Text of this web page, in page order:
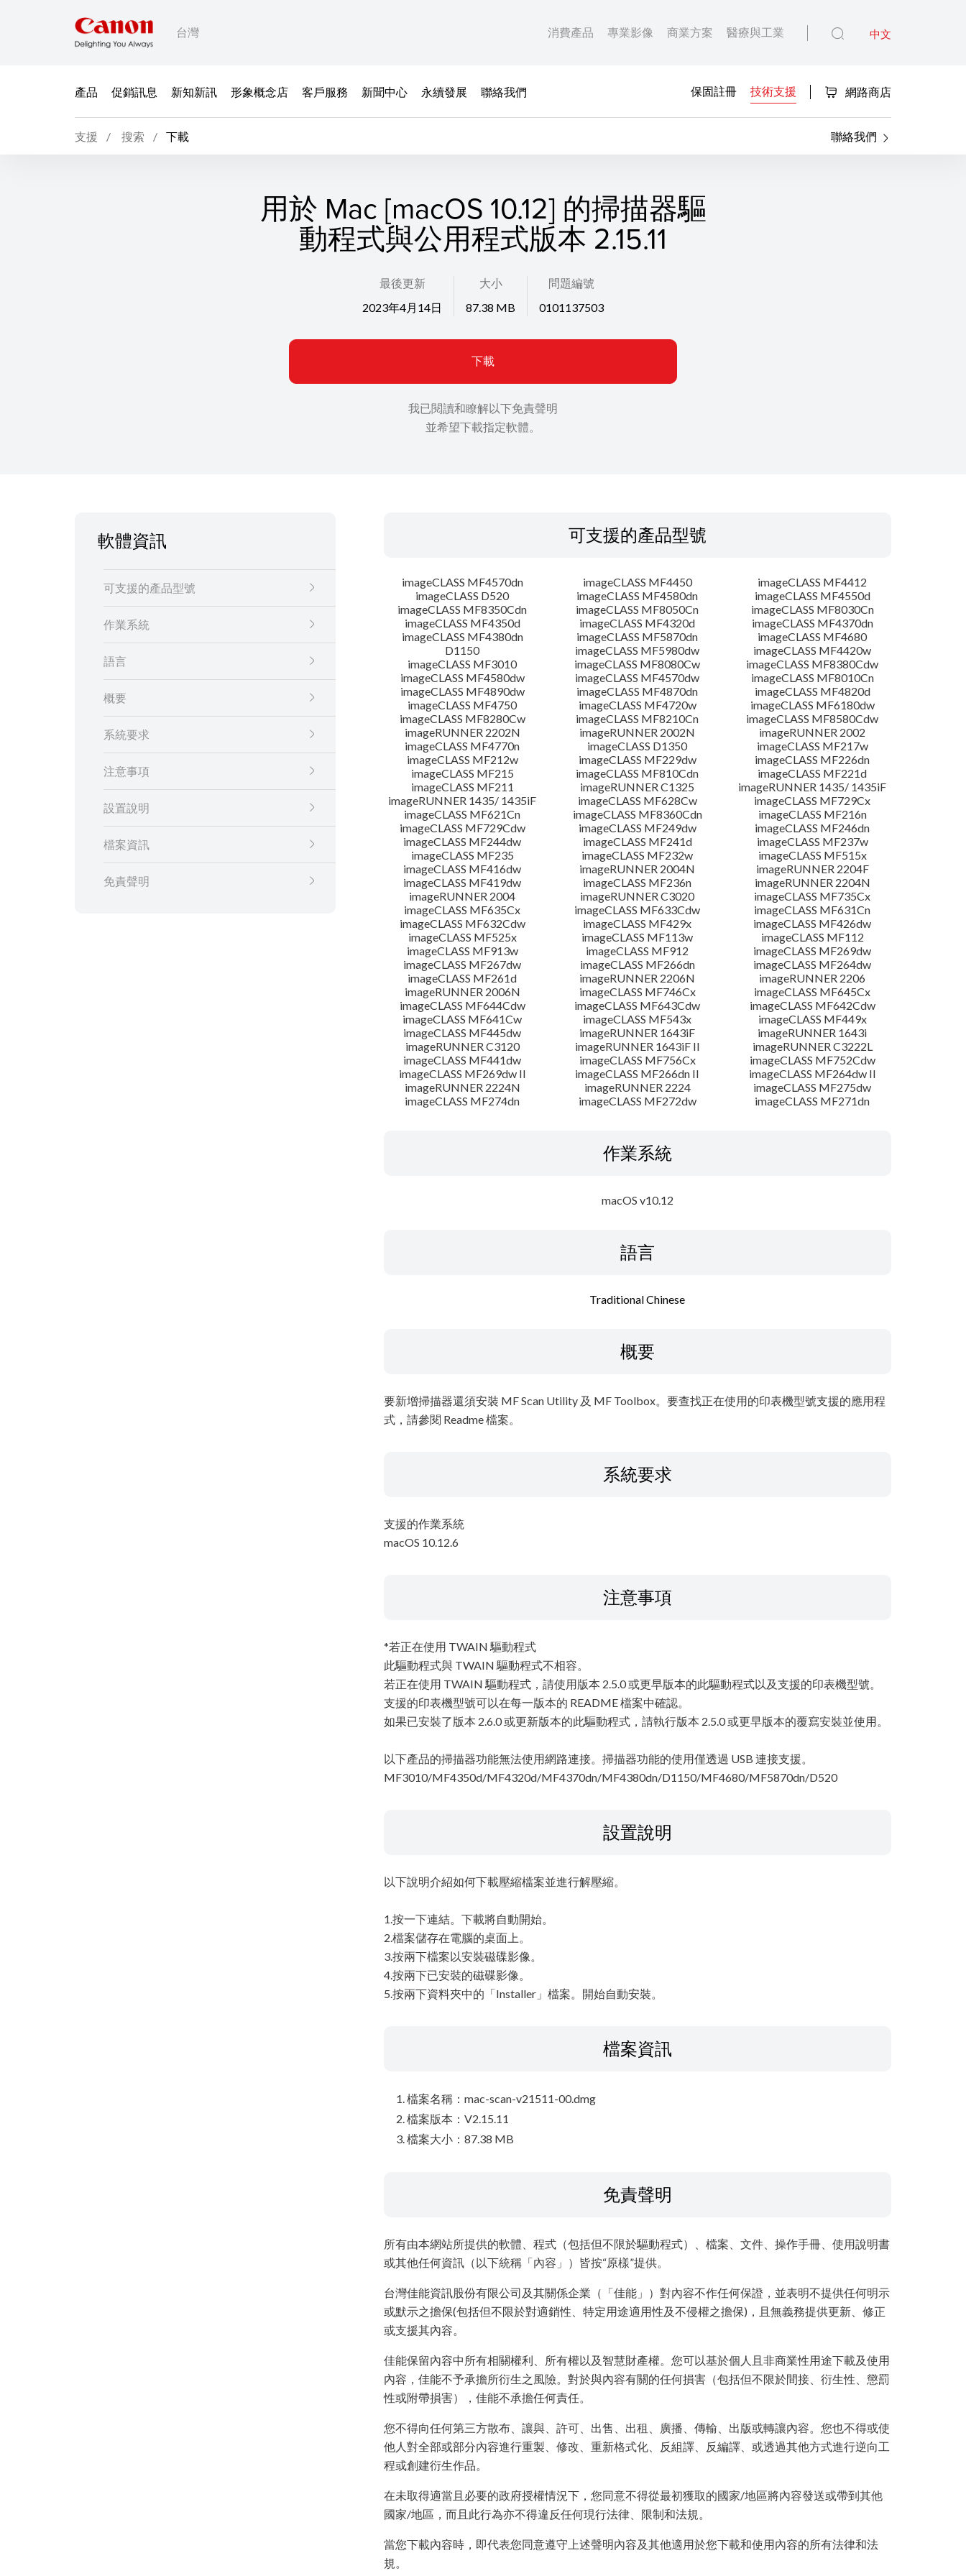
台灣 消費產品 專業影像 商業方案 醫療與工業 中文
產品 促銷訊息 新知新訊 形象概念店 客戶服務 新聞中心 永續發展 聯絡我們 保固註冊 技術支援 網路商店
支援 搜索 下載 聯絡我們
用於 Mac [macOS 10.12] 的掃描器驅
動程式與公用程式版本 2.15.11
最後更新
2023年4月14日
大小
87.38 MB
問題編號
0101137503
下載
我已閱讀和瞭解以下免責聲明
並希望下載指定軟體。
軟體資訊
可支援的產品型號
作業系統
語言
概要
系統要求
注意事項
設置說明
檔案資訊
免責聲明
可支援的產品型號
imageCLASS MF4570dn imageCLASS MF4450
imageCLASS MF4412
imageCLASS D520
imageCLASS MF4580dn
imageCLASS MF4550d
imageCLASS MF8350Cdn
imageCLASS MF8050Cn
imageCLASS MF8030Cn
imageCLASS MF4350d
imageCLASS MF4320d
imageCLASS MF4370dn
imageCLASS MF4380dn
imageCLASS MF5870dn
imageCLASS MF4680
D1150
imageCLASS MF5980dw
imageCLASS MF4420w
imageCLASS MF3010
imageCLASS MF8080Cw
imageCLASS MF8380Cdw
imageCLASS MF4580dw
imageCLASS MF4570dw
imageCLASS MF8010Cn
imageCLASS MF4890dw
imageCLASS MF4870dn
imageCLASS MF4820d
imageCLASS MF4750
imageCLASS MF4720w
imageCLASS MF6180dw
imageCLASS MF8280Cw
imageCLASS MF8210Cn
imageCLASS MF8580Cdw
imageRUNNER 2202N
imageRUNNER 2002N
imageRUNNER 2002
imageCLASS MF4770n
imageCLASS D1350
imageCLASS MF217w
imageCLASS MF212w
imageCLASS MF229dw
imageCLASS MF226dn
imageCLASS MF215
imageCLASS MF810Cdn
imageCLASS MF221d
imageCLASS MF211
imageRUNNER C1325
imageRUNNER 1435/ 1435iF
imageRUNNER 1435/ 1435iF
imageCLASS MF628Cw
imageCLASS MF729Cx
imageCLASS MF621Cn
imageCLASS MF8360Cdn
imageCLASS MF216n
imageCLASS MF729Cdw
imageCLASS MF249dw
imageCLASS MF246dn
imageCLASS MF244dw
imageCLASS MF241d
imageCLASS MF237w
imageCLASS MF235
imageCLASS MF232w
imageCLASS MF515x
imageCLASS MF416dw
imageRUNNER 2004N
imageRUNNER 2204F
imageCLASS MF419dw
imageCLASS MF236n
imageRUNNER 2204N
imageRUNNER 2004
imageRUNNER C3020
imageCLASS MF735Cx
imageCLASS MF635Cx
imageCLASS MF633Cdw
imageCLASS MF631Cn
imageCLASS MF632Cdw
imageCLASS MF429x
imageCLASS MF426dw
imageCLASS MF525x
imageCLASS MF113w
imageCLASS MF112
imageCLASS MF913w
imageCLASS MF912
imageCLASS MF269dw
imageCLASS MF267dw
imageCLASS MF266dn
imageCLASS MF264dw
imageCLASS MF261d
imageRUNNER 2206N
imageRUNNER 2206
imageRUNNER 2006N
imageCLASS MF746Cx
imageCLASS MF645Cx
imageCLASS MF644Cdw
imageCLASS MF643Cdw
imageCLASS MF642Cdw
imageCLASS MF641Cw
imageCLASS MF543x
imageCLASS MF449x
imageCLASS MF445dw
imageRUNNER 1643iF
imageRUNNER 1643i
imageRUNNER C3120
imageRUNNER 1643iF II
imageRUNNER C3222L
imageCLASS MF441dw
imageCLASS MF756Cx
imageCLASS MF752Cdw
imageCLASS MF269dw II
imageCLASS MF266dn II
imageCLASS MF264dw II
imageRUNNER 2224N
imageRUNNER 2224
imageCLASS MF275dw
imageCLASS MF274dn
imageCLASS MF272dw imageCLASS MF271dn
作業系統
macOS v10.12
語言
Traditional Chinese
概要
要新增掃描器還須安裝 MF Scan Utility 及 MF Toolbox。要查找正在使用的印表機型號支援的應用程
式，請參閱 Readme 檔案。
系統要求
支援的作業系統
macOS 10.12.6
注意事項
*若正在使用 TWAIN 驅動程式
此驅動程式與 TWAIN 驅動程式不相容。
若正在使用 TWAIN 驅動程式，請使用版本 2.5.0 或更早版本的此驅動程式以及支援的印表機型號。
支援的印表機型號可以在每一版本的 README 檔案中確認。
如果已安裝了版本 2.6.0 或更新版本的此驅動程式，請執行版本 2.5.0 或更早版本的覆寫安裝並使用。
以下產品的掃描器功能無法使用網路連接。掃描器功能的使用僅透過 USB 連接支援。
MF3010/MF4350d/MF4320d/MF4370dn/MF4380dn/D1150/MF4680/MF5870dn/D520
設置說明
以下說明介紹如何下載壓縮檔案並進行解壓縮。
1.按一下連結。下載將自動開始。
2.檔案儲存在電腦的桌面上。
3.按兩下檔案以安裝磁碟影像。
4.按兩下已安裝的磁碟影像。
5.按兩下資料夾中的「Installer」檔案。開始自動安裝。
檔案資訊
檔案名稱：mac-scan-v21511-00.dmg
檔案版本：V2.15.11
檔案大小：87.38 MB
免責聲明
所有由本網站所提供的軟體、程式（包括但不限於驅動程式）、檔案、文件、操作手冊、使用說明書
或其他任何資訊（以下統稱「內容」）皆按“原樣”提供。
台灣佳能資訊股份有限公司及其關係企業（「佳能」）對內容不作任何保證，並表明不提供任何明示
或默示之擔保(包括但不限於對適銷性、特定用途適用性及不侵權之擔保)，且無義務提供更新、修正
或支援其內容。
佳能保留內容中所有相關權利、所有權以及智慧財產權。您可以基於個人且非商業性用途下載及使用
內容，佳能不予承擔所衍生之風險。對於與內容有關的任何損害（包括但不限於間接、衍生性、懲罰
性或附帶損害），佳能不承擔任何責任。
您不得向任何第三方散布、讓與、許可、出售、出租、廣播、傳輸、出版或轉讓內容。您也不得或使
他人對全部或部分內容進行重製、修改、重新格式化、反組譯、反編譯、或透過其他方式進行逆向工
程或創建衍生作品。
在未取得適當且必要的政府授權情況下，您同意不得從最初獲取的國家/地區將內容發送或帶到其他
國家/地區，而且此行為亦不得違反任何現行法律、限制和法規。
當您下載內容時，即代表您同意遵守上述聲明內容及其他適用於您下載和使用內容的所有法律和法
規。